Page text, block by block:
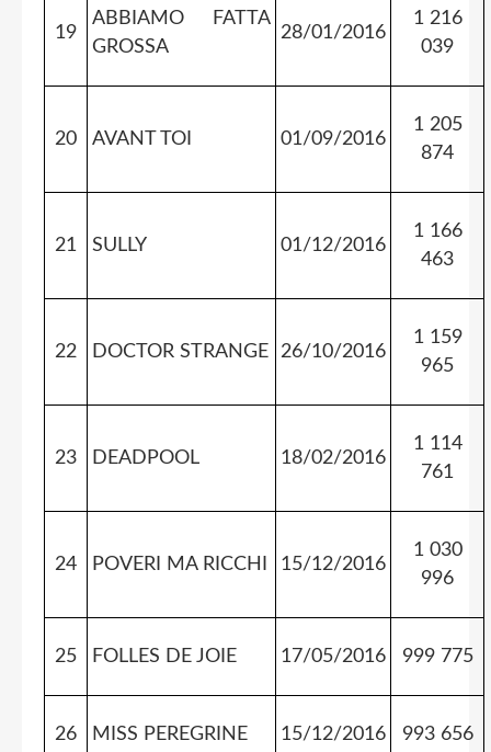
19
ABBIAMO FATTA
GROSSA
28/01/2016
1 216
039
20 AVANT TOI 01/09/2016
1 205
874
21 SULLY 01/12/2016
1 166
463
22 DOCTOR STRANGE 26/10/2016
1 159
965
23 DEADPOOL 18/02/2016
1 114
761
24 POVERI MA RICCHI 15/12/2016
1 030
996
25 FOLLES DE JOIE 17/05/2016 999 775
26 MISS PEREGRINE 15/12/2016 993 656